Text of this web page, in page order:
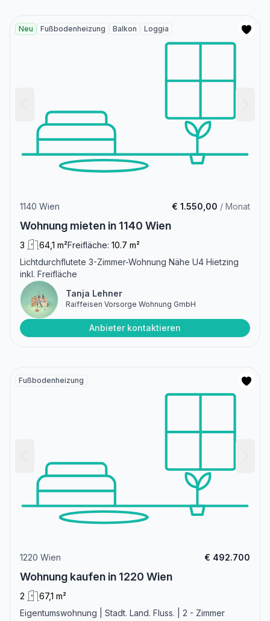
Neu Fußbodenheizung Balkon Loggia
1140 Wien € 1.550,00 / Monat
Wohnung mieten in 1140 Wien
3 64,1 m²Freifläche: 10.7 m²
Lichtdurchflutete 3-Zimmer-Wohnung Nähe U4 Hietzing
inkl. Freifläche
Tanja Lehner
Raiffeisen Vorsorge Wohnung GmbH
Anbieter kontaktieren
Fußbodenheizung
1220 Wien € 492.700
Wohnung kaufen in 1220 Wien
2
67,1 m²
Eigentumswohnung | Stadt. Land. Fluss. | 2 - Zimmer